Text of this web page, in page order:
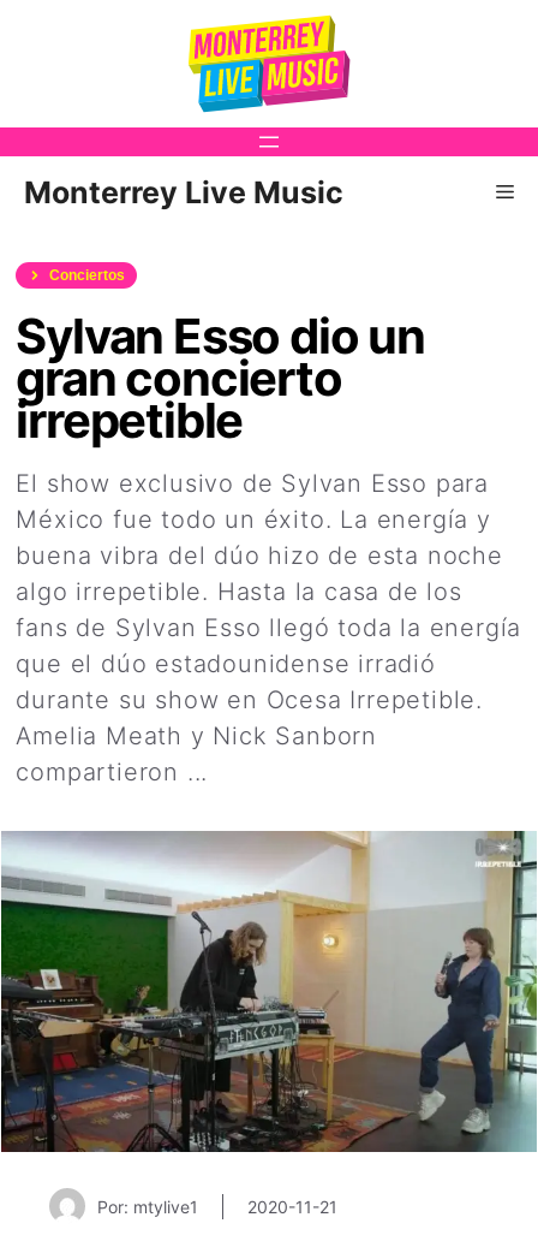
Monterrey Live Music
Conciertos
Sylvan Esso dio un
gran concierto
irrepetible
El show exclusivo de Sylvan Esso para
México fue todo un éxito. La energía y
buena vibra del dúo hizo de esta noche
algo irrepetible. Hasta la casa de los
fans de Sylvan Esso llegó toda la energía
que el dúo estadounidense irradió
durante su show en Ocesa Irrepetible.
Amelia Meath y Nick Sanborn
compartieron ...
Por: mtylive1 2020-11-21